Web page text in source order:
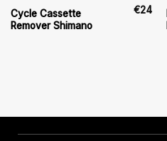
Cycle Cassette
Remover Shimano
€24